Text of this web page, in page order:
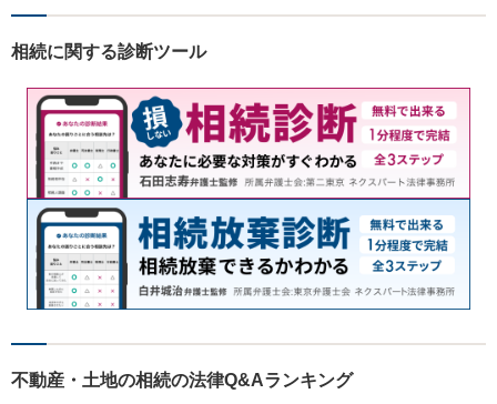
ました。特に交通事故では多
を解決してきました。
相続に関する診断ツール
不動産・土地の相続の法律Q&Aランキング